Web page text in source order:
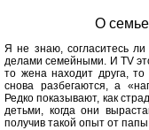
О
Я не знаю, согласитесь
делами семейными. И ТV
то жена находит друга,
снова разбегаются, а
Редко показывают, как
детьми, когда они
получив такой опыт от